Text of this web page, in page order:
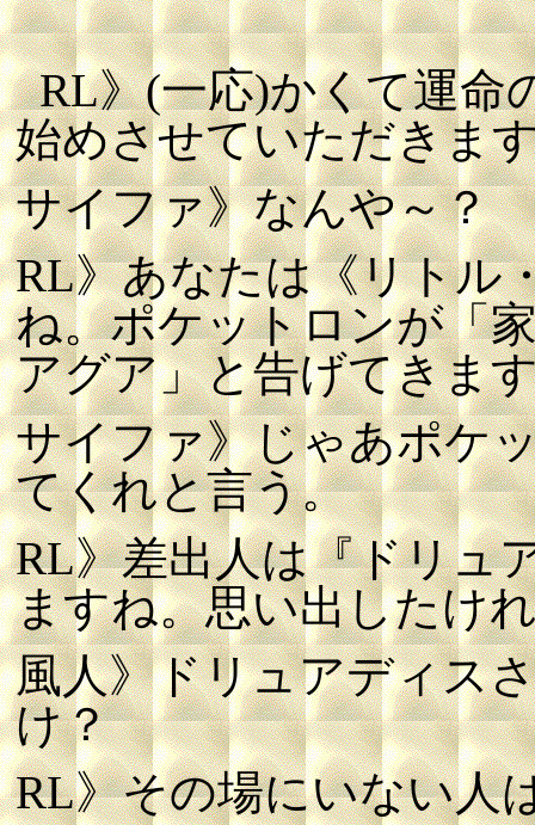
RL》(一応)かくて運命
始めさせていただきま
サイファ》なんや～？
RL》あなたは《リトル
ね。ポケットロンが「
アグア」と告げてきま
サイファ》じゃあポケ
てくれと言う。
RL》差出人は『ドリュ
ますね。思い出したけ
風人》ドリュアディス
け？
RL》その場にいない人